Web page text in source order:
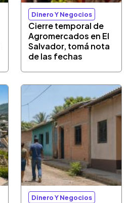
Dinero Y Negocios
Cierre temporal de
Agromercados en El
Salvador, tomá nota
de las fechas
Dinero Y Negocios